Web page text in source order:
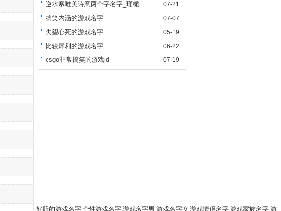
07-21
逆水寒唯美诗意两个字名字_瑾栀
07-07
搞笑内涵的游戏名字
05-19
失望心死的游戏名字
06-22
比较犀利的游戏名字
07-19
csgo非常搞笑的游戏id
好听的游戏名字,个性游戏名字,游戏名字男 ,游戏名字女,游戏情侣名字,游戏家族名字,游